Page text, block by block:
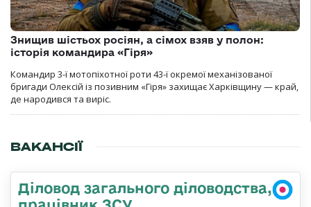
Знищив шістьох росіян, а сімох взяв у полон:
історія командира «Гіря»
Командир 3-ї мотопіхотної роти 43-ї окремої механізованої
бригади Олексій із позивним «Гіря» захищає Харківщину — край,
де народився та виріс.
ВАКАНСІЇ
Діловод загального діловодства,